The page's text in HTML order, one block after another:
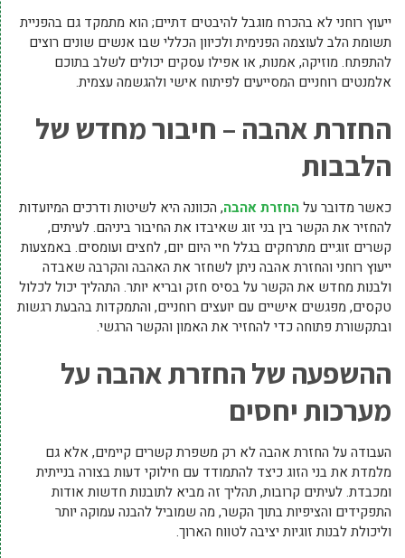
ייעוץ רוחני לא בהכרח מוגבל להיבטים דתיים; הוא מתמקד גם בהפניית
תשומת הלב לעוצמה הפנימית ולכיוון הכללי שבו אנשים שונים רוצים
להתפתח. מוזיקה, אמנות, או אפילו עסקים יכולים לשלב בתוכם
אלמנטים רוחניים המסייעים לפיתוח אישי ולהגשמה עצמית.
החזרת אהבה – חיבור מחדש של
הלבבות
כאשר מדובר עלהחזרת אהבה, הכוונה היא לשיטות ודרכים המיועדות
להחזיר את הקשר בין בני זוג שאיבדו את החיבור ביניהם. לעיתים,
קשרים זוגיים מתרחקים בגלל חיי היום יום, לחצים ועומסים. באמצעות
ייעוץ רוחני והחזרת אהבה ניתן לשחזר את האהבה והקרבה שאבדה
ולבנות מחדש את הקשר על בסיס חזק ובריא יותר. התהליך יכול לכלול
טקסים, מפגשים אישיים עם יועצים רוחניים, והתמקדות בהבעת רגשות
ובתקשורת פתוחה כדי להחזיר את האמון והקשר הרגשי.
ההשפעה של החזרת אהבה על
מערכות יחסים
העבודה על החזרת אהבה לא רק משפרת קשרים קיימים, אלא גם
מלמדת את בני הזוג כיצד להתמודד עם חילוקי דעות בצורה בנייתית
ומכבדת. לעיתים קרובות, תהליך זה מביא לתובנות חדשות אודות
התפקידים והציפיות בתוך הקשר, מה שמוביל להבנה עמוקה יותר
וליכולת לבנות זוגיות יציבה לטווח הארוך.